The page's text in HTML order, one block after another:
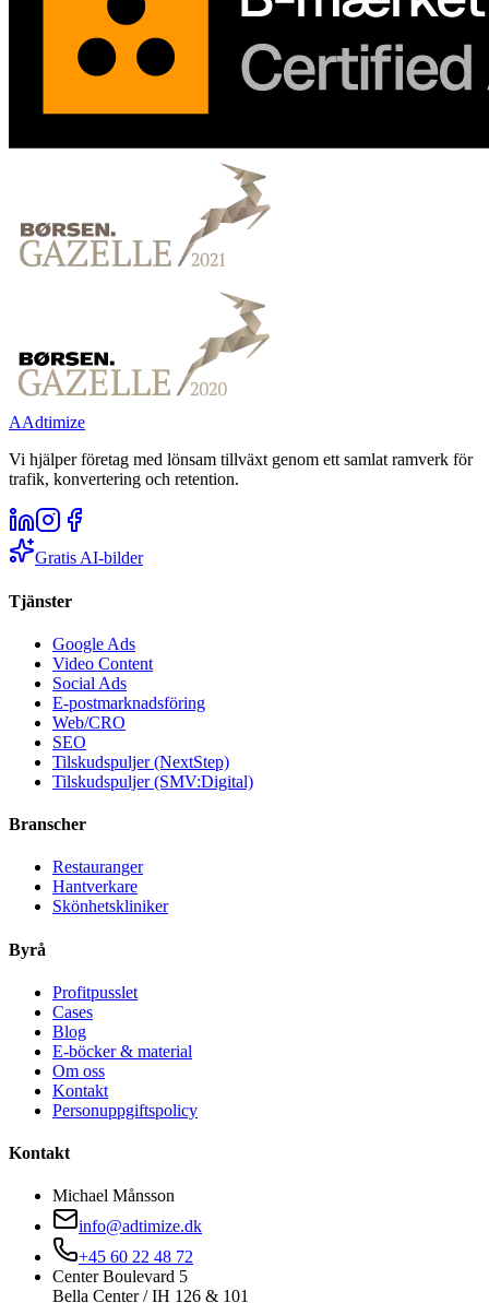
AAdtimize
Vi hjälper företag med lönsam tillväxt genom ett samlat ramverk för
trafik, konvertering och retention.
Gratis AI-bilder
Tjänster
Google Ads
Video Content
Social Ads
E-postmarknadsföring
Web/CRO
SEO
Tilskudspuljer (NextStep)
Tilskudspuljer (SMV:Digital)
Branscher
Restauranger
Hantverkare
Skönhetskliniker
Byrå
Profitpusslet
Cases
Blog
E-böcker & material
Om oss
Kontakt
Personuppgiftspolicy
Kontakt
Michael Månsson
info@adtimize.dk
+45 60 22 48 72
Center Boulevard 5
Bella Center / IH 126 & 101